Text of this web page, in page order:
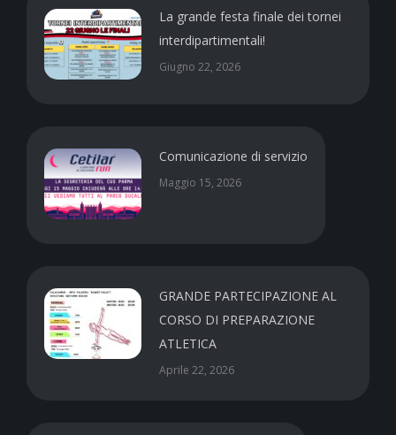
La grande festa finale dei tornei
interdipartimentali!
Giugno 22, 2026
Comunicazione di servizio
Maggio 15, 2026
GRANDE PARTECIPAZIONE AL
CORSO DI PREPARAZIONE
ATLETICA
Aprile 22, 2026